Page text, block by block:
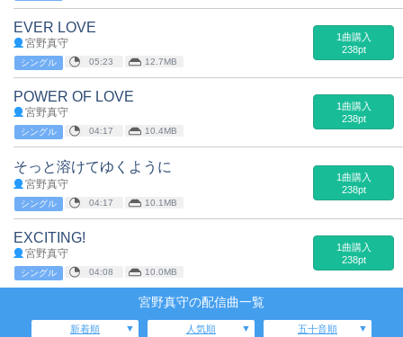
EVER LOVE
宮野真守
シングル 05:23 12.7MB
1曲購入
238pt
POWER OF LOVE
宮野真守
シングル 04:17 10.4MB
1曲購入
238pt
そっと溶けてゆくように
宮野真守
シングル 04:17 10.1MB
1曲購入
238pt
EXCITING!
宮野真守
シングル 04:08 10.0MB
1曲購入
238pt
宮野真守の配信曲一覧
新着順 人気順 五十音順